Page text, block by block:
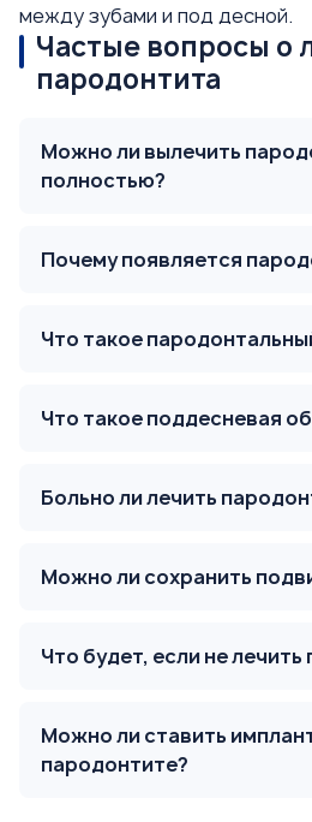
между зубами и под десной.
Частые вопросы о
пародонтита
Можно ли вылечить
полностью?
Почему появляется
Что такое
Что такое поддесневая
Больно ли лечить
Можно ли сохранить
Что будет, если не
Можно ли ставить
пародонтите?